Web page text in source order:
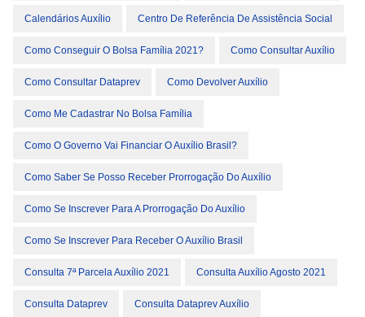
Calendários Auxílio Centro De Referência De Assistência Social
Como Conseguir O Bolsa Família 2021? Como Consultar Auxílio
Como Consultar Dataprev Como Devolver Auxílio
Como Me Cadastrar No Bolsa Família
Como O Governo Vai Financiar O Auxílio Brasil?
Como Saber Se Posso Receber Prorrogação Do Auxílio
Como Se Inscrever Para A Prorrogação Do Auxílio
Como Se Inscrever Para Receber O Auxílio Brasil
Consulta 7ª Parcela Auxílio 2021 Consulta Auxílio Agosto 2021
Consulta Dataprev Consulta Dataprev Auxílio